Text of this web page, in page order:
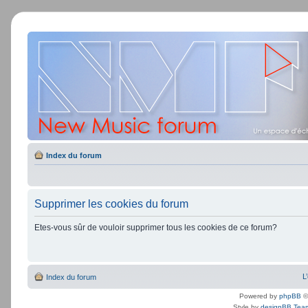
Index du forum
Supprimer les cookies du forum
Etes-vous sûr de vouloir supprimer tous les cookies de ce forum?
Index du forum
Powered by phpBB